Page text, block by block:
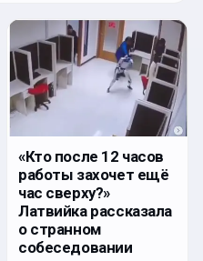
«Кто после 12 часов
работы захочет ещё
час сверху?»
Латвийка рассказала
о странном
собеседовании